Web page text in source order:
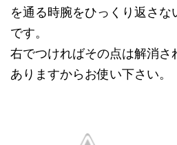
を通る時腕をひっくり返さ
です。
右でつければその点は解消さ
ありますからお使い下さい。